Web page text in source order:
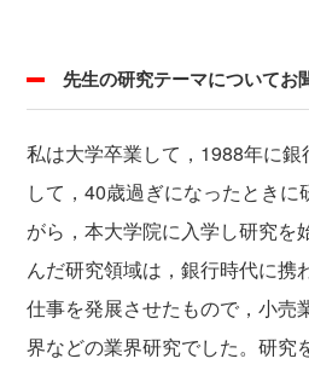
先生の研究テーマについてお
私は大学卒業して，1988年に
して，40歳過ぎになったとき
がら，本大学院に入学し研究を
んだ研究領域は，銀行時代に携
仕事を発展させたもので，小売
界などの業界研究でした。研究